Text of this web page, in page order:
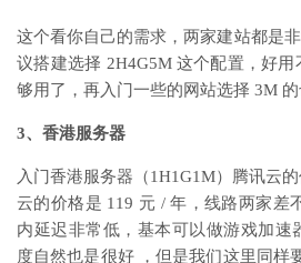
这个看你自己的需求，两家建站都是非
议搭建选择 2H4G5M 这个配置，好用
够用了，再入门一些的网站选择 3M
3、香港服务器
入门香港服务器（1H1G1M）腾讯云
云的价格是 119 元 /年，线路两家差
内延迟非常低，基本可以做游戏加速
度自然也是很好
，但是我们这里同样